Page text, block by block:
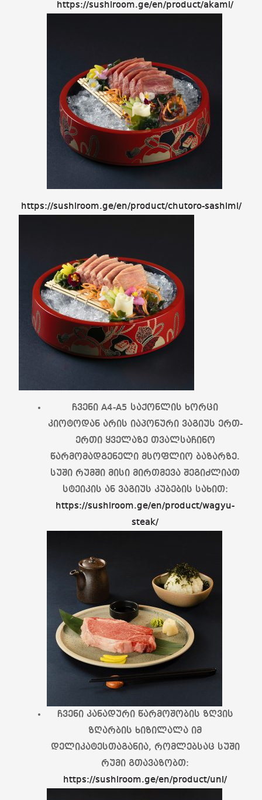
https://sushiroom.ge/en/product/akami/
https://sushiroom.ge/en/product/chutoro-sashimi/
ჩვენი A4-A5 საქონლის ხორცი
კიოტოდან არის იაპონური ვაგიუს ერთ-
ერთი ყველაზე თვალსაჩინო
წარმომადგენელი მსოფლიო ბაზარზე.
სუში რუმში მისი მირთმევა შეგიძლიათ
სტეიკის ან ვაგიუს კუბების სახით:
https://sushiroom.ge/en/product/wagyu-
steak/
ჩვენი კანადური წარმოშობის ზღვის
ზღარბის ხიზილალა იმ
დელიკატესთაგანია, რომლებსაც სუში
რუმი გთავაზობთ:
https://sushiroom.ge/en/product/uni/